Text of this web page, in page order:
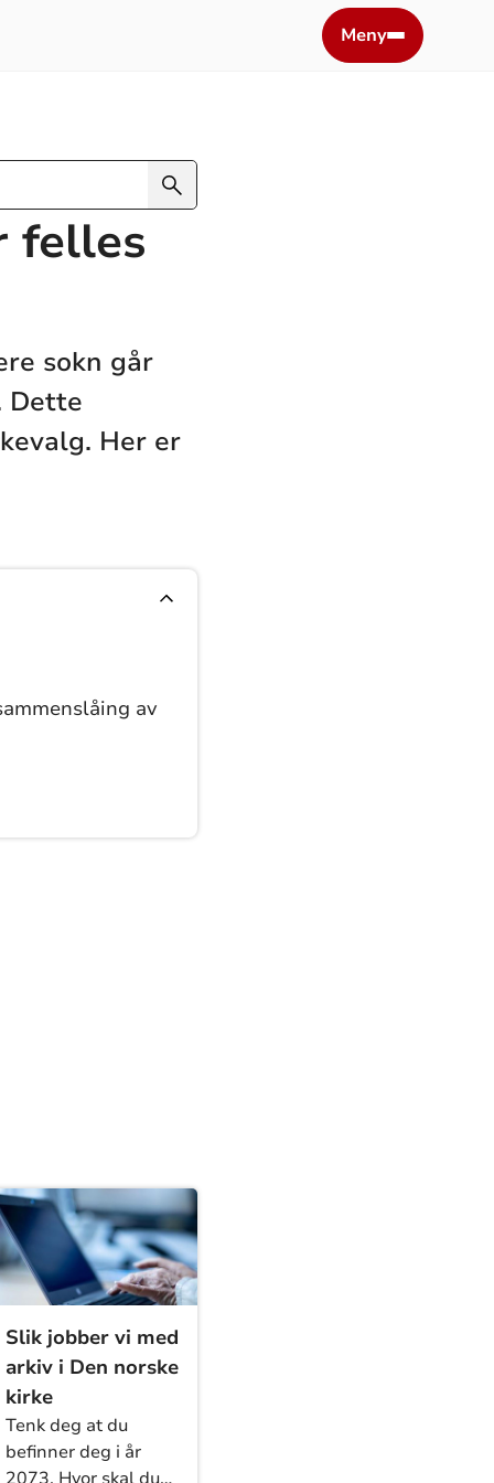
Meny
felles
sokn går
Dette
Her er
av
Slik jobber vi med
arkiv i Den norske
kirke
Tenk deg at du
befinner deg i år